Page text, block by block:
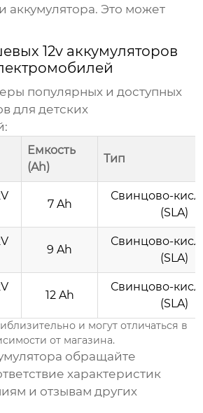
аккумулятора. Это может
12v аккумуляторов
популярных и доступных
для детских
:
Емкость
(Ah)
Тип
7 Ah
Свинцово-
(SLA)
9 Ah
Свинцово-
(SLA)
12 Ah
Свинцово-
(SLA)
и могут отличаться в
от магазина.
обращайте
характеристик
и отзывам других